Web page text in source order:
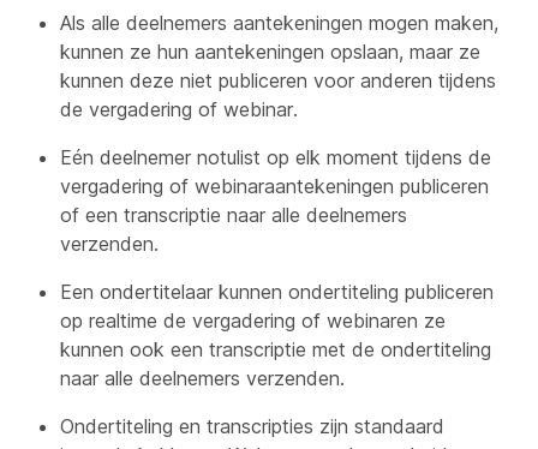
Als alle deelnemers aantekeningen mogen maken,
kunnen ze hun aantekeningen opslaan, maar ze
kunnen deze niet publiceren voor anderen tijdens
de vergadering of webinar.
Eén deelnemer notulist op elk moment tijdens de
vergadering of webinaraantekeningen publiceren
of een transcriptie naar alle deelnemers
verzenden.
Een ondertitelaar kunnen ondertiteling publiceren
op realtime de vergadering of webinaren ze
kunnen ook een transcriptie met de ondertiteling
naar alle deelnemers verzenden.
Ondertiteling en transcripties zijn standaard